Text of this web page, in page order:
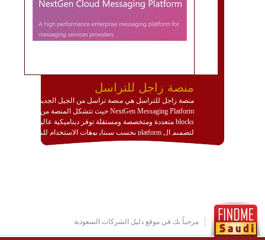
منصة زاجل للتراسل
منصة زاجل للتراسل هي منصة تراسل من الجيل الجديد
NextGen Messaging Platform حيث تتشكل المنصة من
blocks متعددة ومتخصصة ومستقلة توفر ديناميكية عالية
لتصميم ال platform بحسب سيناريوهات الاستخدام للمنصة
وتتوافق مع النشر والاستثمار ضمن بيئة استضافة dedicated
http://www.plutosms.com/zagel
مرحباً بك في موقع دليل الشركات السعودية